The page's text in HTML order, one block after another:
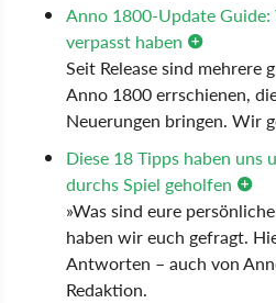
Anno 1800-Update
verpasst haben
Seit Release sind mehrere
Anno 1800 errschienen,
Neuerungen bringen. Wir
Diese 18 Tipps haben uns
durchs Spiel geholfen
»Was sind eure
haben wir euch gefragt.
Antworten – auch von
Redaktion.